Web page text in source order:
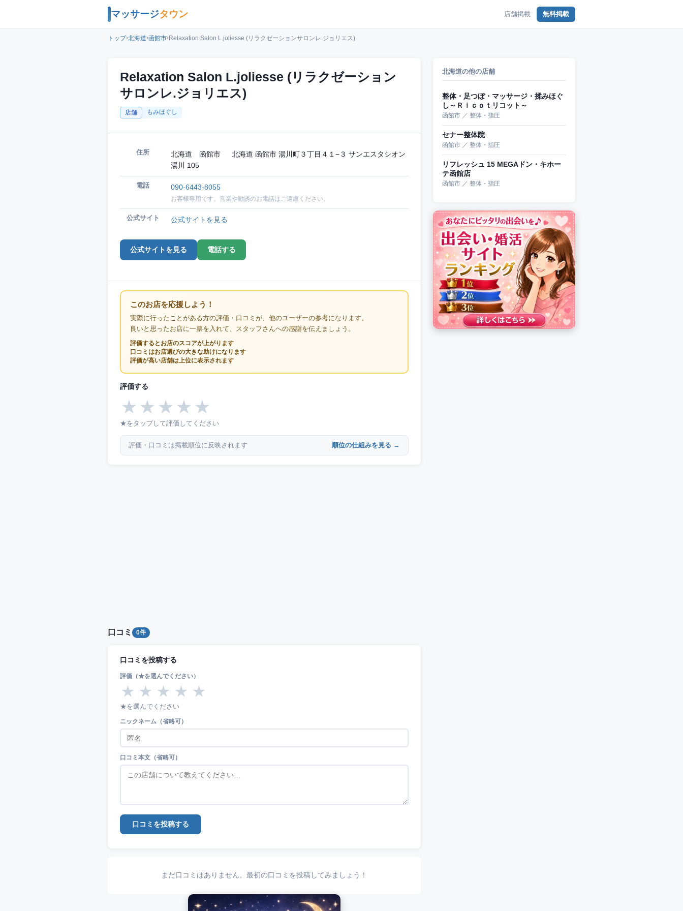
マッサージタウン 店舗掲載 無料掲載
トップ›北海道›函館市›Relaxation Salon L.joliesse (リラクゼーションサロンレ.ジョリエス)
Relaxation Salon L.joliesse (リラクゼーション
サロンレ.ジョリエス)
店舗 もみほぐし
住所
北海道 函館市 北海道 函館市 湯川町３丁目４１−３ サンエスタシオン
湯川 105
電話 090-6443-8055
お客様専用です。営業や勧誘のお電話はご遠慮ください。
公式サイト 公式サイトを見る
公式サイトを見る 電話する
このお店を応援しよう！
実際に行ったことがある方の評価・口コミが、他のユーザーの参考になります。
良いと思ったお店に一票を入れて、スタッフさんへの感謝を伝えましょう。
評価するとお店のスコアが上がります
口コミはお店選びの大きな助けになります
評価が高い店舗は上位に表示されます
評価する
★ ★ ★ ★ ★
★をタップして評価してください
評価・口コミは掲載順位に反映されます 順位の仕組みを見る →
口コミ 0件
口コミを投稿する
評価（★を選んでください）
★ ★ ★ ★ ★
★を選んでください
ニックネーム（省略可）
口コミ本文（省略可）
口コミを投稿する
まだ口コミはありません。最初の口コミを投稿してみましょう！
北海道の他の店舗
整体・足つぼ・マッサージ・揉みほぐ
し～Ｒｉｃｏｔリコット～
函館市 ／ 整体・指圧
セナー整体院
函館市 ／ 整体・指圧
リフレッシュ 15 MEGAドン・キホー
テ函館店
函館市 ／ 整体・指圧